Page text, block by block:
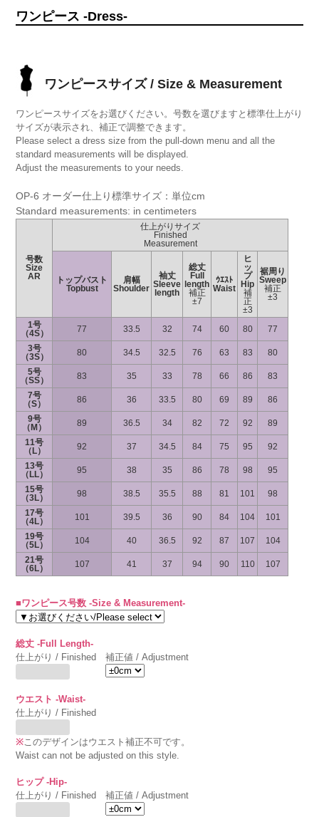
ワンピース -Dress-
ワンピースサイズ / Size & Measurement
ワンピースサイズをお選びください。号数を選びますと標準仕上がり
サイズが表示され、補正で調整できます。
Please select a dress size from the pull-down menu and all the
standard measurements will be displayed.
Adjust the measurements to your needs.
OP-6 オーダー仕上り標準サイズ：単位cm
Standard measurements: in centimeters
号数
Size
AR
仕上がりサイズ
Finished
Measurement
トップバスト
Topbust
肩幅
Shoulder
袖丈
Sleeve
length
総丈
Full
length
補正
±7
ｳｴｽﾄ
Waist
ヒ
ッ
プ
Hip
補
正
±3
裾周り
Sweep
補正
±3
1号
（4S）
77 33.5 32 74 60 80
77
3号
（3S）
80 34.5 32.5 76 63 83
80
5号
（SS）
83 35 33 78 66 86
83
7号
（S）
86 36 33.5 80 69 89
86
9号
（M）
89 36.5 34 82 72 92
89
11号
（L）
92 37 34.5 84 75 95
92
13号
（LL）
95 38 35 86 78 98
95
15号
（3L）
98 38.5 35.5 88 81 101
98
17号
（4L）
101 39.5 36 90 84 104
101
19号
（5L）
104 40 36.5 92 87 107
104
21号
（6L）
107 41 37 94 90 110 107
■ワンピース号数 -Size & Measurement-
総丈 -Full Length-
仕上がり / Finished
補正値 / Adjustment
ウエスト -Waist-
仕上がり / Finished
※このデザインはウエスト補正不可です。
Waist can not be adjusted on this style.
ヒップ -Hip-
仕上がり / Finished
補正値 / Adjustment